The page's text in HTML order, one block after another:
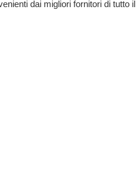
dai migliori fornitori di tutto